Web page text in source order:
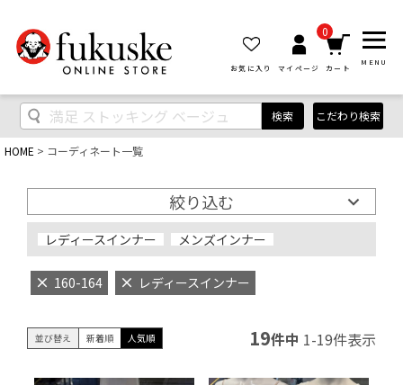
お気に入り マイページ
0
カート
MENU
検索 こだわり検索
HOME コーディネート一覧
絞り込む
レディースインナー メンズインナー
160-164 レディースインナー
並び替え 新着順 人気順 19件中 1-19件表示